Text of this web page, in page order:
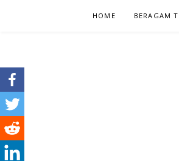
HOME BERAGAM